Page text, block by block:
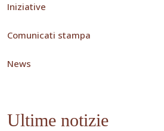
Iniziative
Comunicati stampa
News
Ultime notizie